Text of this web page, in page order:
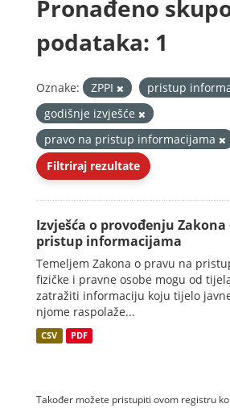
Pronađeno
podataka: 1
Oznake: ZPPI
pristup
godišnje izvješće
pravo na pristup informacijama
Filtriraj rezultate
Izvješća o provođenju
pristup informacijama
Temeljem Zakona o pravu na
fizičke i pravne osobe mogu od
zatražiti informaciju koju tijelo
njome raspolaže...
CSV PDF
Također možete pristupiti ovom registru